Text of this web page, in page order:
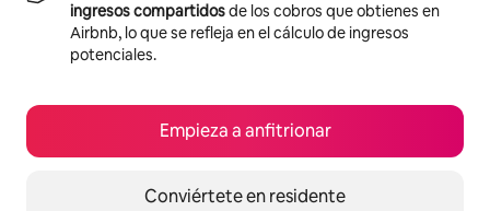
ingresos compartidosde los cobros que obtienes en
Airbnb, lo que se refleja en el cálculo de ingresos
potenciales.
Empieza a anfitrionar
Conviértete en residente